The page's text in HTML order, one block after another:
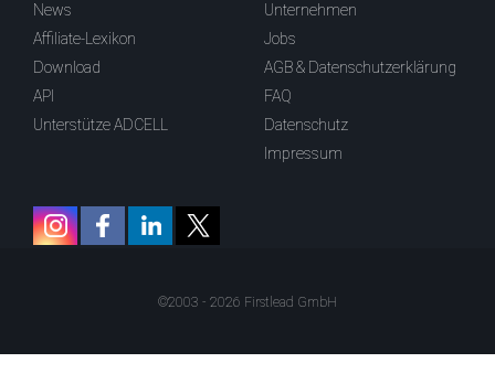
News
Affiliate-Lexikon
Download
API
Unterstütze ADCELL
Unternehmen
Jobs
AGB & Datenschutzerklärung
FAQ
Datenschutz
Impressum
©2003 - 2026 Firstlead GmbH